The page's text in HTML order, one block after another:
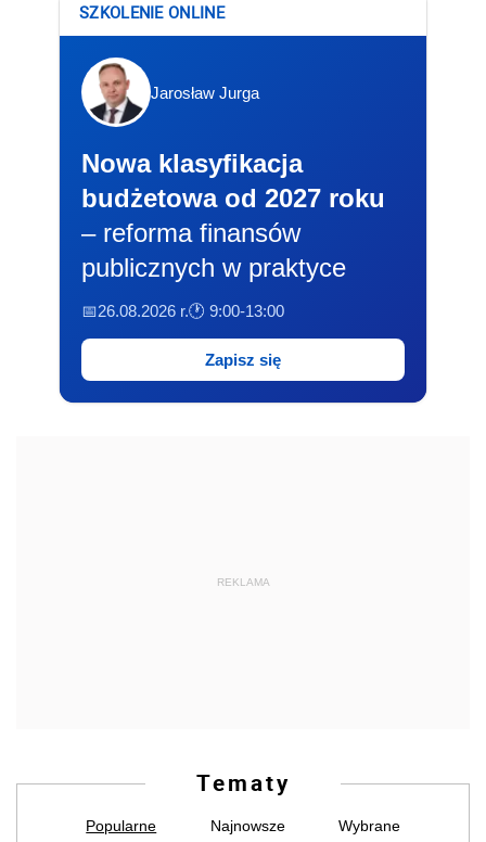
SZKOLENIE ONLINE
Jarosław Jurga
Nowa klasyfikacja
budżetowa od 2027 roku
– reforma finansów
publicznych w praktyce
📅26.08.2026 r.🕐 9:00-13:00
Zapisz się
REKLAMA
Tematy
Popularne Najnowsze Wybrane